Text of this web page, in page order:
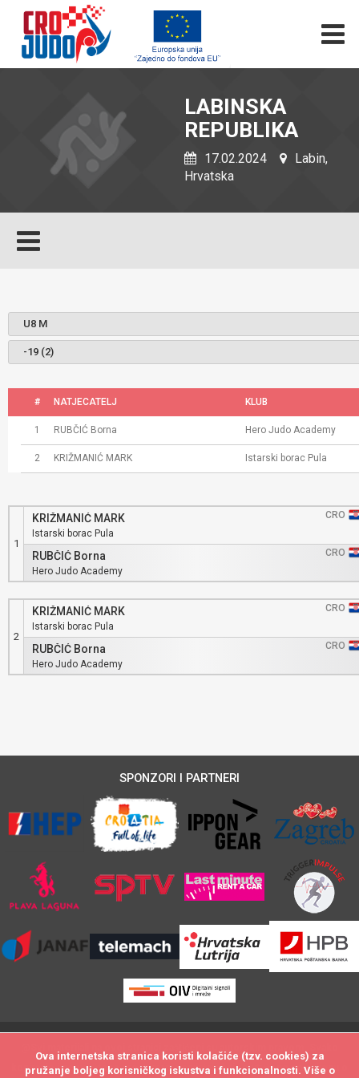
LABINSKA
REPUBLIKA
17.02.2024
Labin,
Hrvatska
# NATJECATELJ KLUB
1 RUBČIĆ Borna Hero Judo Academy
2 KRIŽMANIĆ MARK Istarski borac Pula
1
KRIŽMANIĆ MARK
CRO
Istarski borac Pula
RUBČIĆ Borna
CRO
Hero Judo Academy
2
KRIŽMANIĆ MARK
CRO
Istarski borac Pula
RUBČIĆ Borna
CRO
Hero Judo Academy
Ova internetska stranica koristi kolačiće (tzv. cookies) za
pružanje boljeg korisničkog iskustva i funkcionalnosti. Više o
SPONZORI I PARTNERI
kopiranje i neovlašteno preuzimanje sadržaja biti će utuženo po zakonu o
Ova internetska stranica koristi kolačiće (tzv. cookies) za
pružanje boljeg korisničkog iskustva i funkcionalnosti. Više o